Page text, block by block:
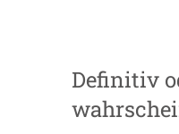
Definitiv